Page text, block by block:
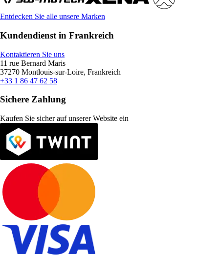
Entdecken Sie alle unsere Marken
Kundendienst in Frankreich
Kontaktieren Sie uns
11 rue Bernard Maris
37270 Montlouis-sur-Loire, Frankreich
+33 1 86 47 62 58
Sichere Zahlung
Kaufen Sie sicher auf unserer Website ein